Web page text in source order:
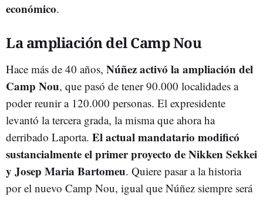
económico.
La ampliación del Camp Nou
Hace más de 40 años, Núñez activó la ampliación del
Camp Nou, que pasó de tener 90.000 localidades a
poder reunir a 120.000 personas. El expresidente
levantó la tercera grada, la misma que ahora ha
derribado Laporta. El actual mandatario modificó
sustancialmente el primer proyecto de Nikken Sekkei
y Josep Maria Bartomeu. Quiere pasar a la historia
por el nuevo Camp Nou, igual que Núñez siempre será